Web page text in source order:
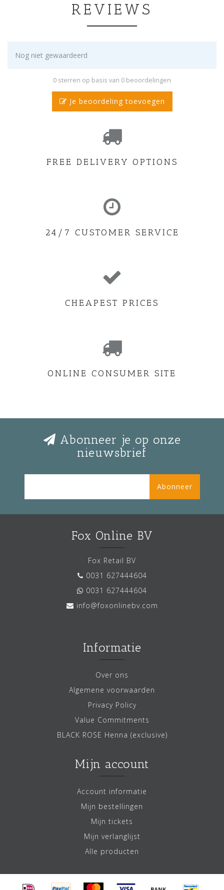
REVIEWS
Nog niet gewaardeerd
0 sterren op basis van 0 beoordelingen
Je beoordeling toevoegen
FREE DELIVERY OPTIONS
24/7 CUSTOMER SERVICE
CHEAPEST PRICES
ONLINE CONSUMER SITE
Abonneer je op onze
nieuwsbrief
Abonneer
Fox Online BV
Fox Retail BV
0031 627444604
0031 627444604
info@foxonlinebv.com
Informatie
Over ons
Algemene voorwaarden
Privacy Policy
Value Commitments
BLACK ROSE Henna (exclusive)
Mijn account
Account informatie
Mijn bestellingen
Mijn tickets
Mijn verlanglijst
Alle producten